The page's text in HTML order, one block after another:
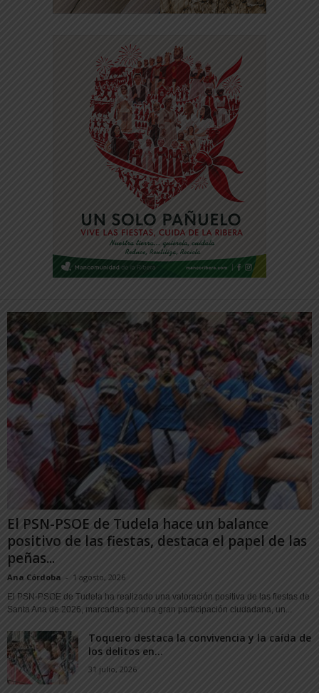
El PSN-PSOE de Tudela hace un balance
positivo de las fiestas, destaca el papel de las
peñas...
Ana Córdoba - 1 agosto, 2026
El PSN-PSOE de Tudela ha realizado una valoración positiva de las fiestas de
Santa Ana de 2026, marcadas por una gran participación ciudadana, un...
Toquero destaca la convivencia y la caída de
los delitos en...
31 julio, 2026